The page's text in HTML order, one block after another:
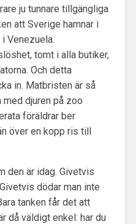
ju tunnare tillgängliga
att Sverige hamnar i
Venezuela.
tomt i alla butiker,
Och detta
in. Matbristen är så
djuren på zoo
föräldrar ber
över en kopp ris till
den är idag. Givetvis
dödar man inte
tanken får det att
då väldigt enkel: har du